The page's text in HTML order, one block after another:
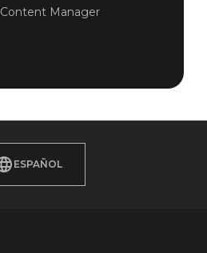
Content Manager
ESPAÑOL